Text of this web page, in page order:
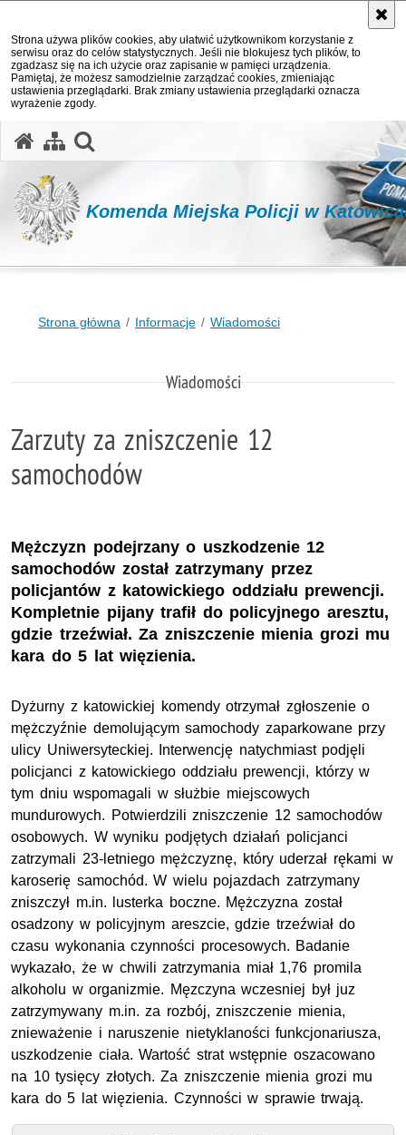
Strona używa plików cookies, aby ułatwić użytkownikom korzystanie z
serwisu oraz do celów statystycznych. Jeśli nie blokujesz tych plików, to
zgadzasz się na ich użycie oraz zapisanie w pamięci urządzenia.
Pamiętaj, że możesz samodzielnie zarządzać cookies, zmieniając
ustawienia przeglądarki. Brak zmiany ustawienia przeglądarki oznacza
wyrażenie zgody.
Komenda Miejska Policji w
Strona główna Informacje Wiadomości
Wiadomości
Zarzuty za zniszczenie 12
samochodów
Mężczyzn podejrzany o uszkodzenie 12
samochodów został zatrzymany przez
policjantów z katowickiego oddziału prewencji.
Kompletnie pijany trafił do policyjnego aresztu,
gdzie trzeźwiał. Za zniszczenie mienia grozi mu
kara do 5 lat więzienia.
Dyżurny z katowickiej komendy otrzymał zgłoszenie o
mężczyźnie demolującym samochody zaparkowane przy
ulicy Uniwersyteckiej. Interwencję natychmiast podjęli
policjanci z katowickiego oddziału prewencji, którzy w
tym dniu wspomagali w służbie miejscowych
mundurowych. Potwierdzili zniszczenie 12 samochodów
osobowych. W wyniku podjętych działań policjanci
zatrzymali 23-letniego mężczyznę, który uderzał rękami w
karoserię samochód. W wielu pojazdach zatrzymany
zniszczył m.in. lusterka boczne. Mężczyzna został
osadzony w policyjnym areszcie, gdzie trzeźwiał do
czasu wykonania czynności procesowych. Badanie
wykazało, że w chwili zatrzymania miał 1,76 promila
alkoholu w organizmie. Męzczyna wczesniej był juz
zatrzymywany m.in. za rozbój, zniszczenie mienia,
znieważenie i naruszenie nietyklaności funkcjonariusza,
uszkodzenie ciała. Wartość strat wstępnie oszacowano
na 10 tysięcy złotych. Za zniszczenie mienia grozi mu
kara do 5 lat więzienia. Czynności w sprawie trwają.